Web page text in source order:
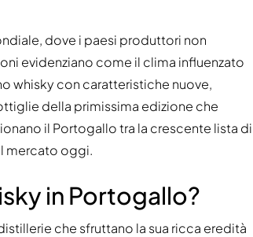
dove i paesi produttori non
evidenziano come il clima influenzato
whisky con caratteristiche nuove,
della primissima edizione che
il Portogallo tra la crescente lista di
mercato oggi.
in Portogallo?
che sfruttano la sua ricca eredità